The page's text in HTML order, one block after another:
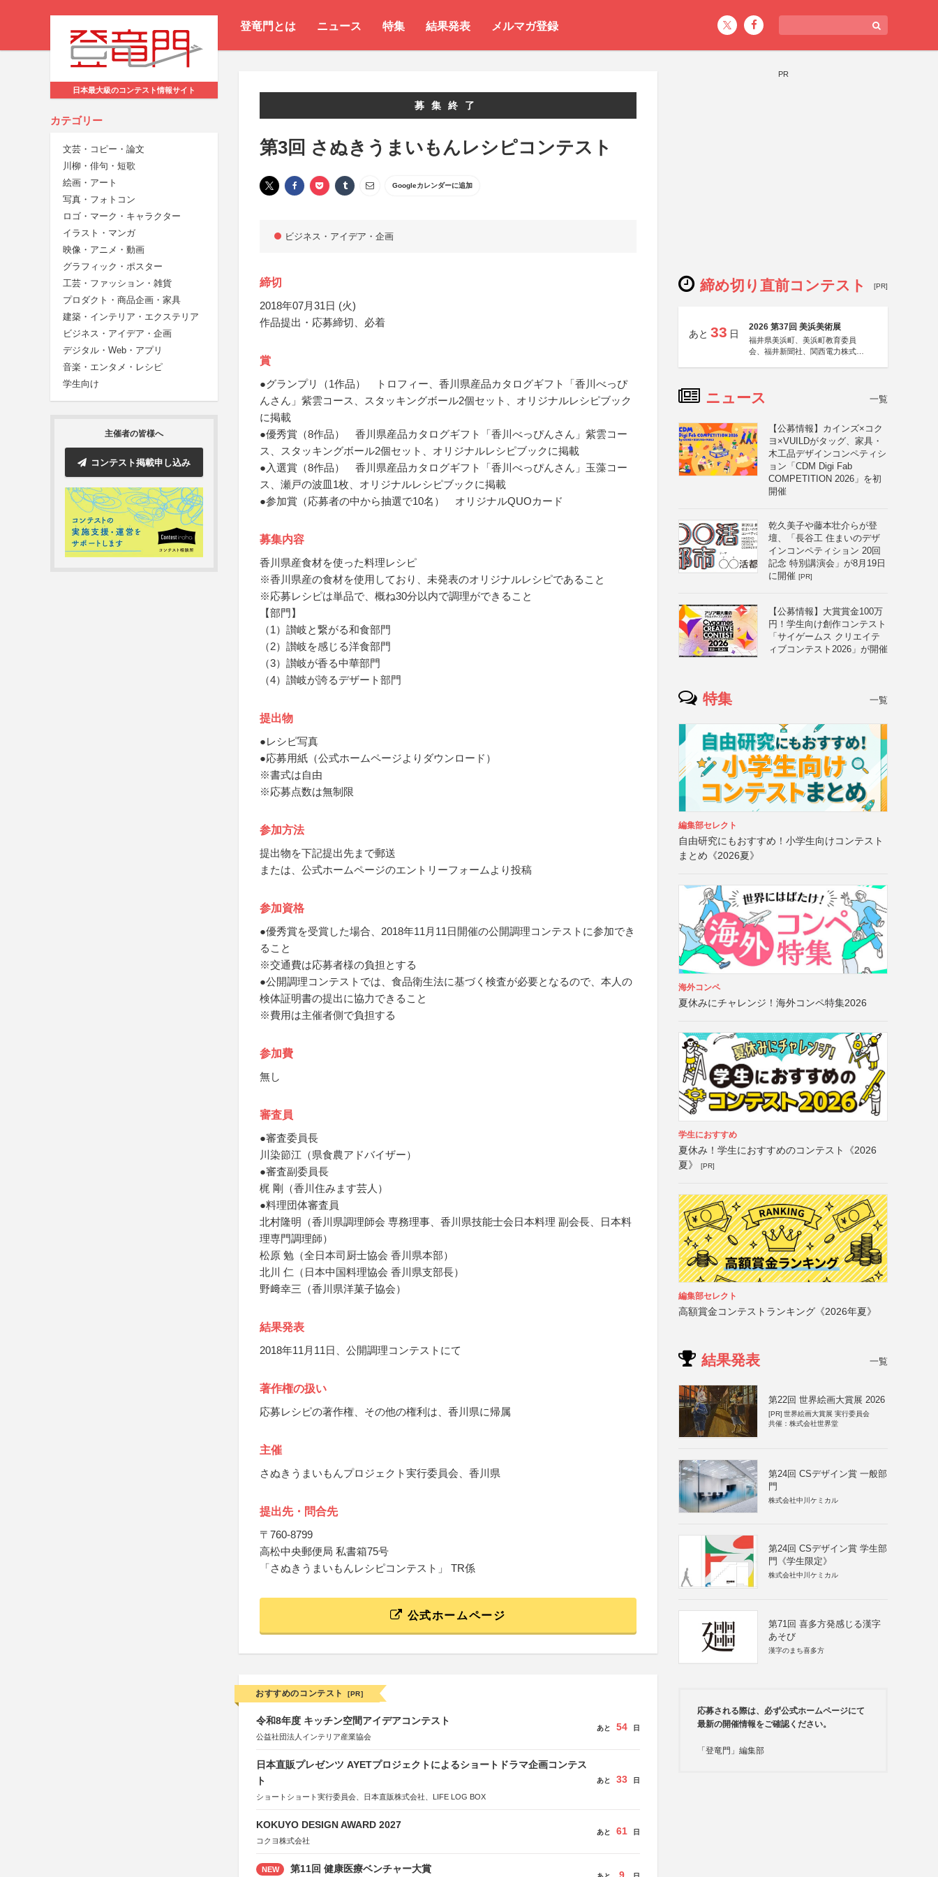
登竜門とは ニュース 特集 結果発表 メルマガ登録
日本最大級のコンテスト情報サイト
カテゴリー
文芸・コピー・論文
川柳・俳句・短歌
絵画・アート
写真・フォトコン
ロゴ・マーク・キャラクター
イラスト・マンガ
映像・アニメ・動画
グラフィック・ポスター
工芸・ファッション・雑貨
プロダクト・商品企画・家具
建築・インテリア・エクステリア
ビジネス・アイデア・企画
デジタル・Web・アプリ
音楽・エンタメ・レシピ
学生向け
主催者の皆様へ
コンテスト掲載申し込み
募集終了
第3回 さぬきうまいもんレシピコンテスト
Googleカレンダーに追加
ビジネス・アイデア・企画
締切
2018年07月31日 (火)
作品提出・応募締切、必着
賞
●グランプリ（1作品） トロフィー、香川県産品カタログギフト「香川べっぴ
んさん」紫雲コース、スタッキングボール2個セット、オリジナルレシピブック
に掲載
●優秀賞（8作品） 香川県産品カタログギフト「香川べっぴんさん」紫雲コー
ス、スタッキングボール2個セット、オリジナルレシピブックに掲載
●入選賞（8作品） 香川県産品カタログギフト「香川べっぴんさん」玉藻コー
ス、瀬戸の波皿1枚、オリジナルレシピブックに掲載
●参加賞（応募者の中から抽選で10名） オリジナルQUOカード
募集内容
香川県産食材を使った料理レシピ
※香川県産の食材を使用しており、未発表のオリジナルレシピであること
※応募レシピは単品で、概ね30分以内で調理ができること
【部門】
（1）讃岐と繋がる和食部門
（2）讃岐を感じる洋食部門
（3）讃岐が香る中華部門
（4）讃岐が誇るデザート部門
提出物
●レシピ写真
●応募用紙（公式ホームページよりダウンロード）
※書式は自由
※応募点数は無制限
参加方法
提出物を下記提出先まで郵送
または、公式ホームページのエントリーフォームより投稿
参加資格
●優秀賞を受賞した場合、2018年11月11日開催の公開調理コンテストに参加でき
ること
※交通費は応募者様の負担とする
●公開調理コンテストでは、食品衛生法に基づく検査が必要となるので、本人の
検体証明書の提出に協力できること
※費用は主催者側で負担する
参加費
無し
審査員
●審査委員長
川染節江（県食農アドバイザー）
●審査副委員長
梶 剛（香川住みます芸人）
●料理団体審査員
北村隆明（香川県調理師会 専務理事、香川県技能士会日本料理 副会長、日本料
理専門調理師）
松原 勉（全日本司厨士協会 香川県本部）
北川 仁（日本中国料理協会 香川県支部長）
野﨑幸三（香川県洋菓子協会）
結果発表
2018年11月11日、公開調理コンテストにて
著作権の扱い
応募レシピの著作権、その他の権利は、香川県に帰属
主催
さぬきうまいもんプロジェクト実行委員会、香川県
提出先・問合先
〒760-8799
高松中央郵便局 私書箱75号
「さぬきうまいもんレシピコンテスト」 TR係
公式ホームページ
おすすめのコンテスト [PR]
令和8年度 キッチン空間アイデアコンテスト
公益社団法人インテリア産業協会
あと 54 日
日本直販プレゼンツ AYETプロジェクトによるショートドラマ企画コンテス
ト
ショートショート実行委員会、日本直販株式会社、LIFE LOG BOX
あと 33 日
KOKUYO DESIGN AWARD 2027
コクヨ株式会社
あと 61 日
NEW 第11回 健康医療ベンチャー大賞
PR
締め切り直前コンテスト [PR]
あと 33 日
2026 第37回 美浜美術展
福井県美浜町、美浜町教育委員
会、福井新聞社、関西電力株式会
ニュース 一覧
【公募情報】カインズ×コク
ヨ×VUILDがタッグ、家具・
木工品デザインコンペティシ
ョン「CDM Digi Fab
COMPETITION 2026」を初
開催
乾久美子や藤本壮介らが登
壇、「長谷工 住まいのデザ
インコンペティション 20回
記念 特別講演会」が8月19日
に開催 [PR]
【公募情報】大賞賞金100万
円！学生向け創作コンテスト
「サイゲームス クリエイテ
ィブコンテスト2026」が開催
特集 一覧
編集部セレクト
自由研究にもおすすめ！小学生向けコンテスト
まとめ《2026夏》
海外コンペ
夏休みにチャレンジ！海外コンペ特集2026
学生におすすめ
夏休み！学生におすすめのコンテスト《2026
夏》
[PR]
編集部セレクト
高額賞金コンテストランキング《2026年夏》
結果発表 一覧
第22回 世界絵画大賞展 2026
[PR] 世界絵画大賞展 実行委員会
共催：株式会社世界堂
第24回 CSデザイン賞 一般部
門
株式会社中川ケミカル
第24回 CSデザイン賞 学生部
門《学生限定》
株式会社中川ケミカル
第71回 喜多方発感じる漢字
あそび
漢字のまち喜多方
応募される際は、必ず公式ホームページにて
最新の開催情報をご確認ください。
「登竜門」編集部